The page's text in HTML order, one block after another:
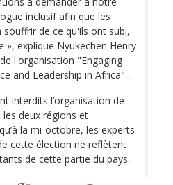
inclusif afin que les
de ce qu'ils ont subi,
», explique Nyukechen Henry
l'organisation "Engaging
and Leadership in Africa" .
interdits l’organisation de
les deux régions et
la mi-octobre, les experts
cette élection ne reflètent
de cette partie du pays.